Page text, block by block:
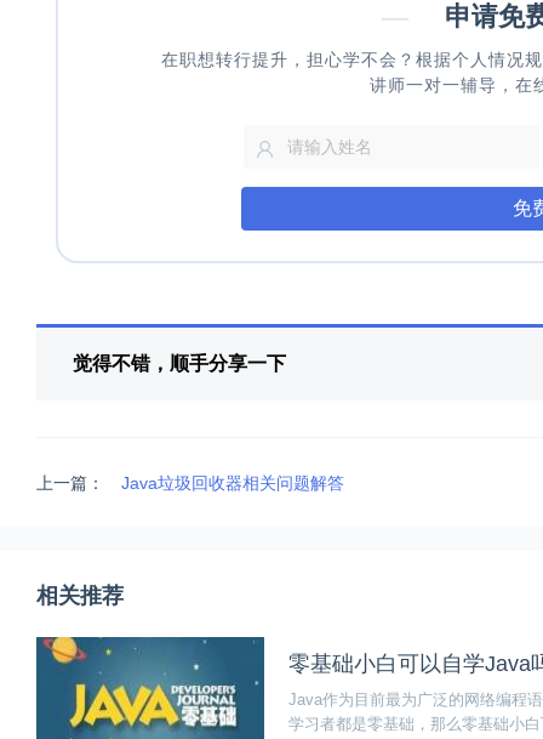
— 申请免
在职想转行提升，担心学不会？根据个人情况
讲师一对一辅导，在
免
觉得不错，顺手分享一下
上一篇： Java垃圾回收器相关问题解答
相关推荐
零基础小白可以自学Java
Java作为目前最为广泛的网络编程
学习者都是零基础，那么零基础小